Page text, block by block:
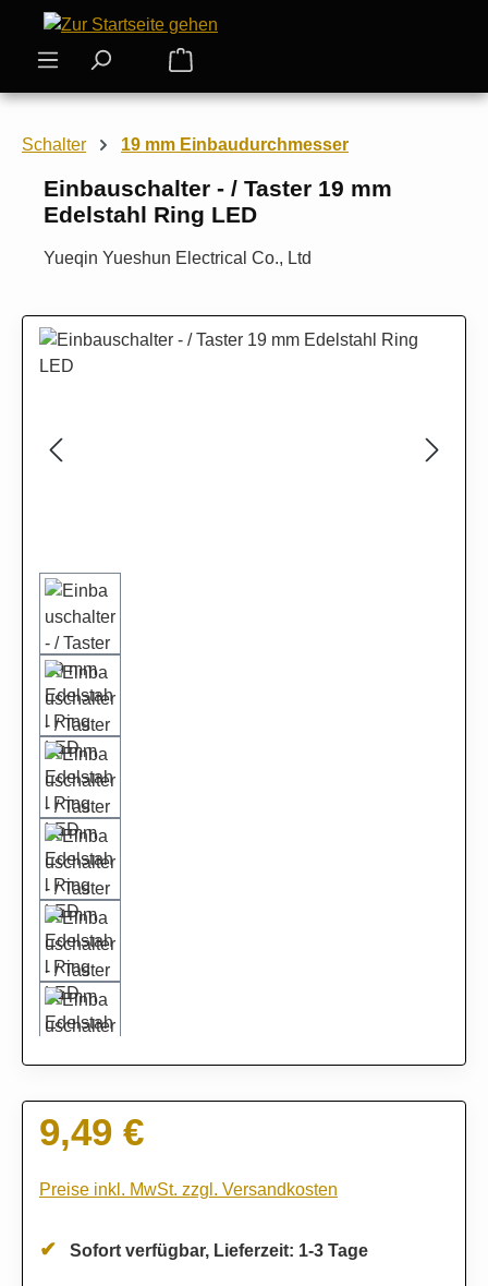
Zum Hauptinhalt springen
Warenkorb enthält 0 Positionen.
Schalter 19 mm Einbaudurchmesser
Einbauschalter - / Taster 19 mm
Edelstahl Ring LED
Yueqin Yueshun Electrical Co., Ltd
Bildergalerie überspringen
Regulärer Preis:
9,49 €
Preise inkl. MwSt. zzgl. Versandkosten
Sofort verfügbar, Lieferzeit: 1-3 Tage